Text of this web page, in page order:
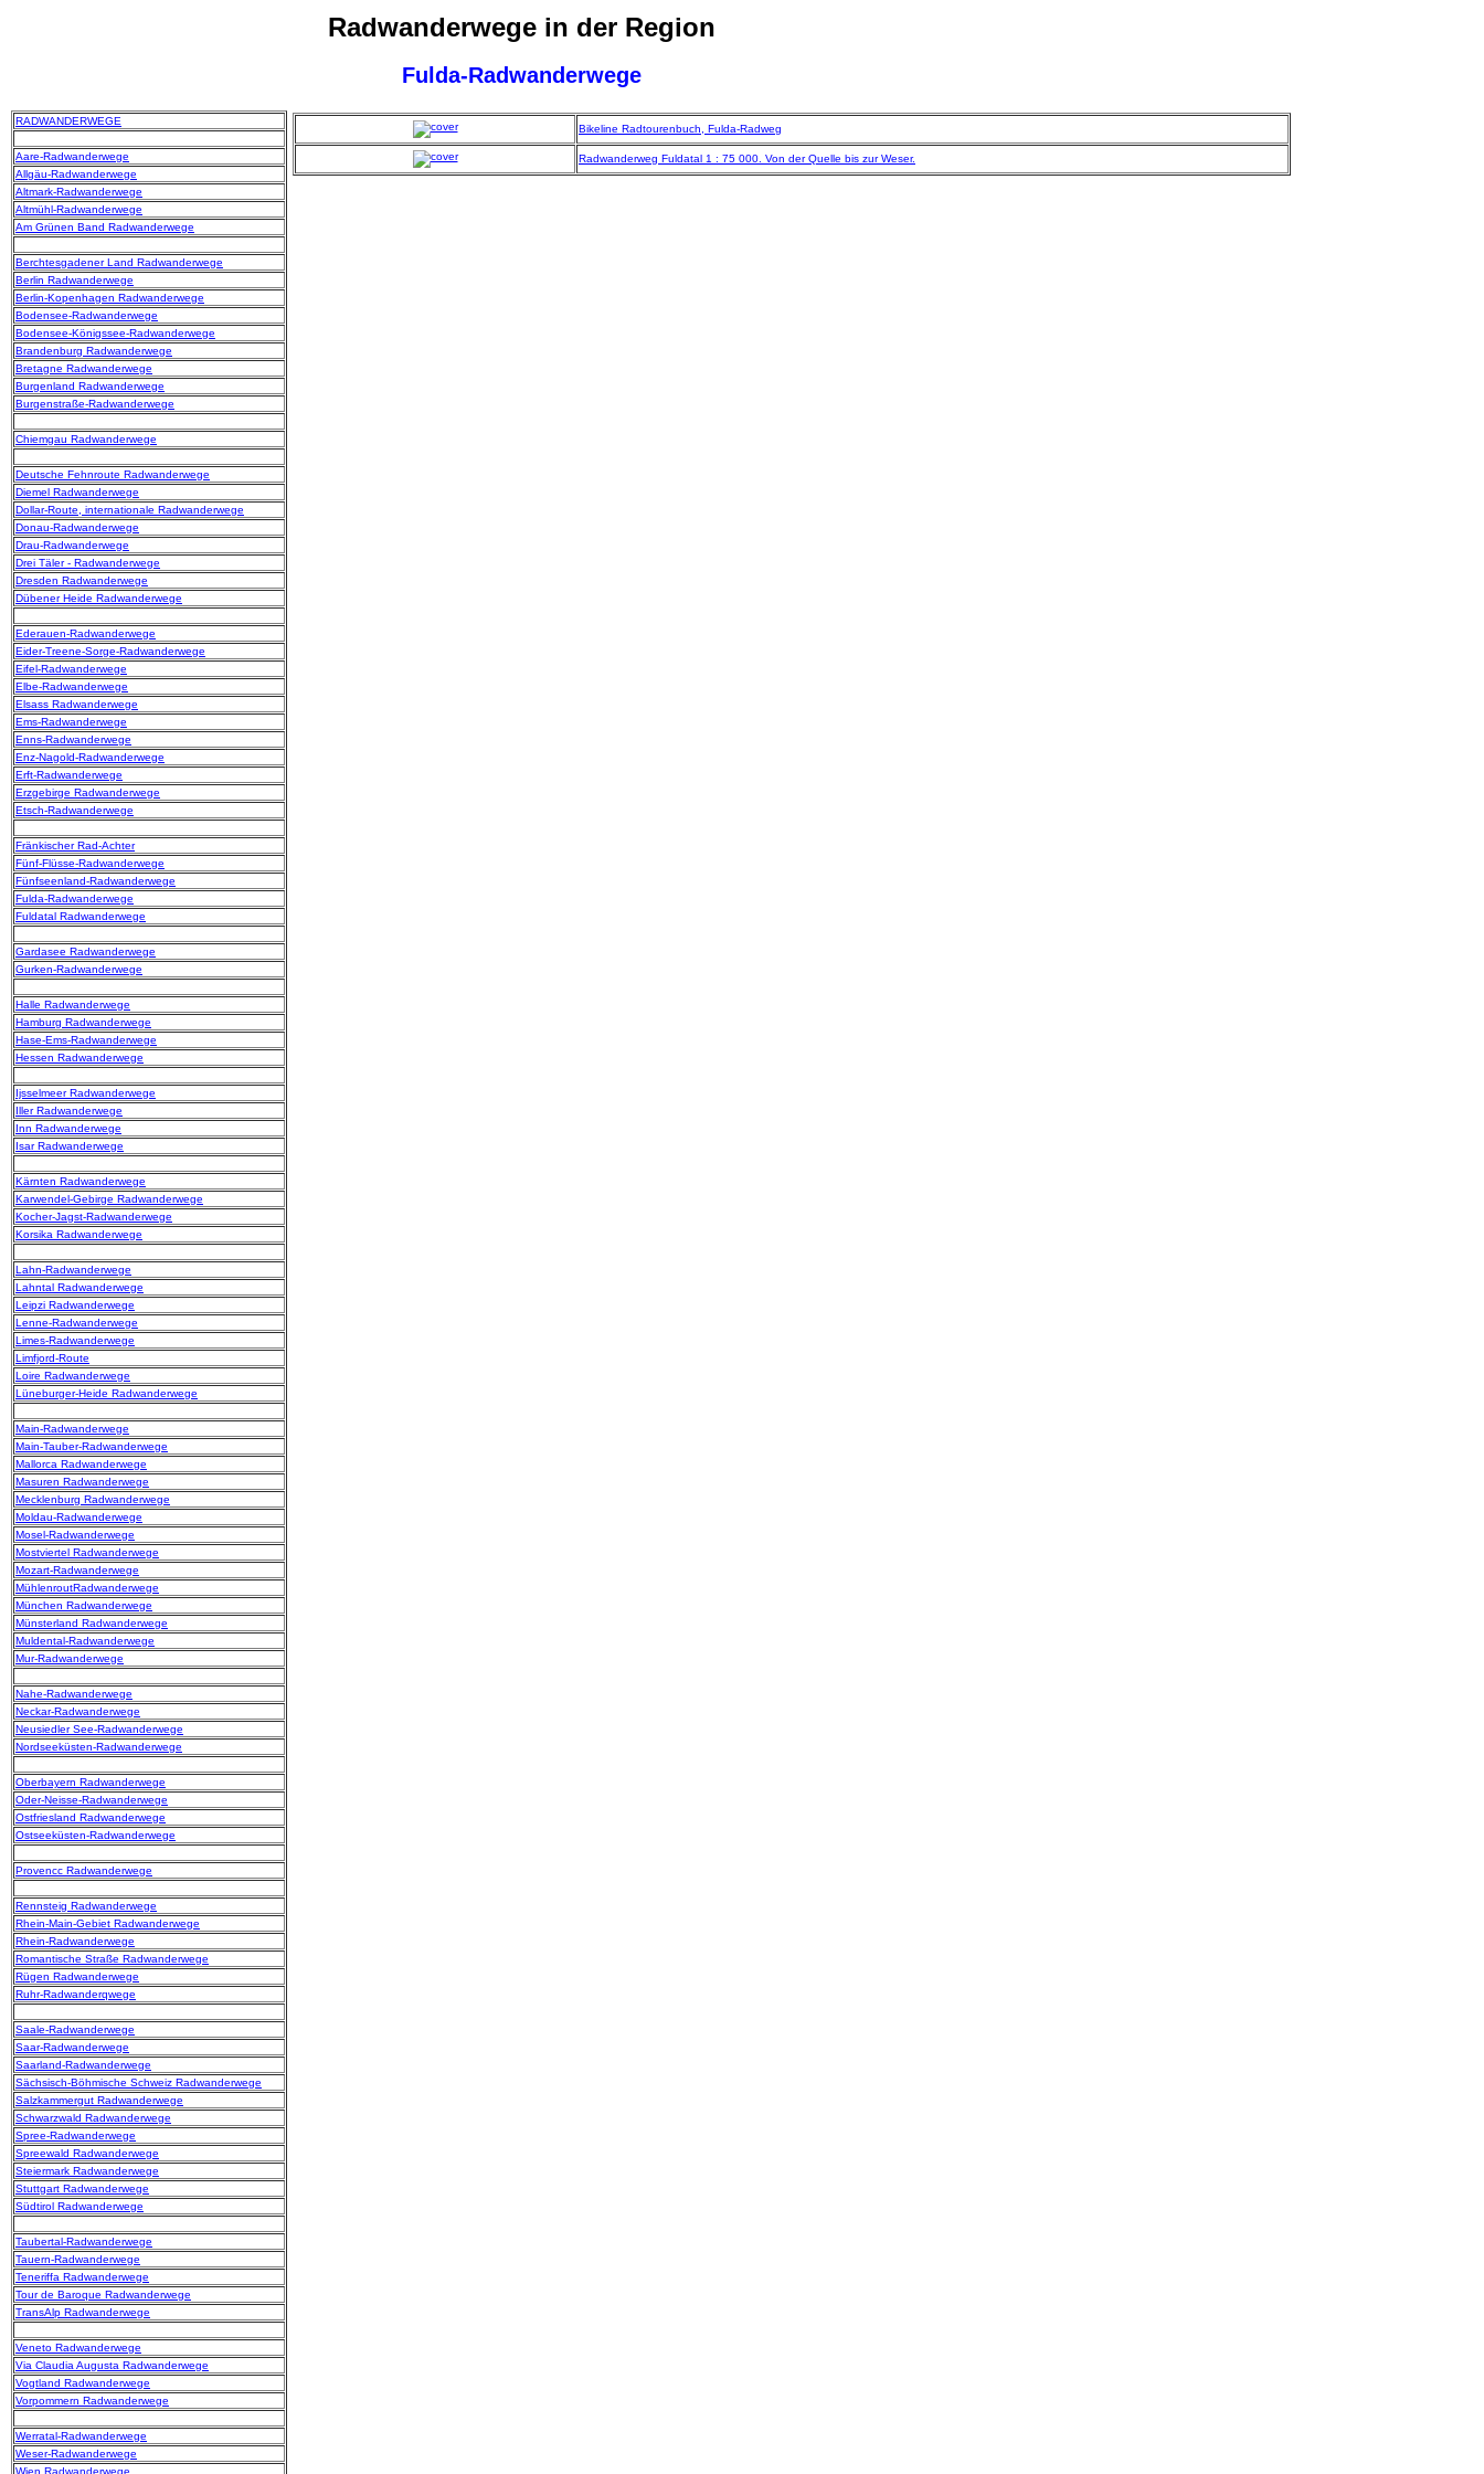
Radwanderwege in der Region
Fulda-Radwanderwege
RADWANDERWEGE
Aare-Radwanderwege
Allgäu-Radwanderwege
Altmark-Radwanderwege
Altmühl-Radwanderwege
Am Grünen Band Radwanderwege
Berchtesgadener Land Radwanderwege
Berlin Radwanderwege
Berlin-Kopenhagen Radwanderwege
Bodensee-Radwanderwege
Bodensee-Königssee-Radwanderwege
Brandenburg Radwanderwege
Bretagne Radwanderwege
Burgenland Radwanderwege
Burgenstraße-Radwanderwege
Chiemgau Radwanderwege
Deutsche Fehnroute Radwanderwege
Diemel Radwanderwege
Dollar-Route, internationale Radwanderwege
Donau-Radwanderwege
Drau-Radwanderwege
Drei Täler - Radwanderwege
Dresden Radwanderwege
Dübener Heide Radwanderwege
Ederauen-Radwanderwege
Eider-Treene-Sorge-Radwanderwege
Eifel-Radwanderwege
Elbe-Radwanderwege
Elsass Radwanderwege
Ems-Radwanderwege
Enns-Radwanderwege
Enz-Nagold-Radwanderwege
Erft-Radwanderwege
Erzgebirge Radwanderwege
Etsch-Radwanderwege
Fränkischer Rad-Achter
Fünf-Flüsse-Radwanderwege
Fünfseenland-Radwanderwege
Fulda-Radwanderwege
Fuldatal Radwanderwege
Gardasee Radwanderwege
Gurken-Radwanderwege
Halle Radwanderwege
Hamburg Radwanderwege
Hase-Ems-Radwanderwege
Hessen Radwanderwege
Ijsselmeer Radwanderwege
Iller Radwanderwege
Inn Radwanderwege
Isar Radwanderwege
Kärnten Radwanderwege
Karwendel-Gebirge Radwanderwege
Kocher-Jagst-Radwanderwege
Korsika Radwanderwege
Lahn-Radwanderwege
Lahntal Radwanderwege
Leipzi Radwanderwege
Lenne-Radwanderwege
Limes-Radwanderwege
Limfjord-Route
Loire Radwanderwege
Lüneburger-Heide Radwanderwege
Main-Radwanderwege
Main-Tauber-Radwanderwege
Mallorca Radwanderwege
Masuren Radwanderwege
Mecklenburg Radwanderwege
Moldau-Radwanderwege
Mosel-Radwanderwege
Mostviertel Radwanderwege
Mozart-Radwanderwege
MühlenroutRadwanderwege
München Radwanderwege
Münsterland Radwanderwege
Muldental-Radwanderwege
Mur-Radwanderwege
Nahe-Radwanderwege
Neckar-Radwanderwege
Neusiedler See-Radwanderwege
Nordseeküsten-Radwanderwege
Oberbayern Radwanderwege
Oder-Neisse-Radwanderwege
Ostfriesland Radwanderwege
Ostseeküsten-Radwanderwege
Provencc Radwanderwege
Rennsteig Radwanderwege
Rhein-Main-Gebiet Radwanderwege
Rhein-Radwanderwege
Romantische Straße Radwanderwege
Rügen Radwanderwege
Ruhr-Radwanderqwege
Saale-Radwanderwege
Saar-Radwanderwege
Saarland-Radwanderwege
Sächsisch-Böhmische Schweiz Radwanderwege
Salzkammergut Radwanderwege
Schwarzwald Radwanderwege
Spree-Radwanderwege
Spreewald Radwanderwege
Steiermark Radwanderwege
Stuttgart Radwanderwege
Südtirol Radwanderwege
Taubertal-Radwanderwege
Tauern-Radwanderwege
Teneriffa Radwanderwege
Tour de Baroque Radwanderwege
TransAlp Radwanderwege
Veneto Radwanderwege
Via Claudia Augusta Radwanderwege
Vogtland Radwanderwege
Vorpommern Radwanderwege
Werratal-Radwanderwege
Weser-Radwanderwege
Wien Radwanderwege
Bikeline Radtourenbuch, Fulda-Radweg
Radwanderweg Fuldatal 1 : 75 000. Von der Quelle bis zur Weser.